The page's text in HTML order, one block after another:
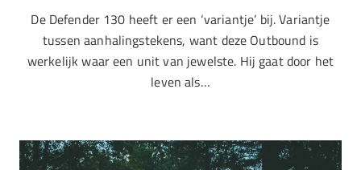
De Defender 130 heeft er een ‘variantje’ bij. Variantje
tussen aanhalingstekens, want deze Outbound is
werkelijk waar een unit van jewelste. Hij gaat door het
leven als…